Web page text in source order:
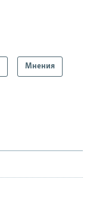
Мнения